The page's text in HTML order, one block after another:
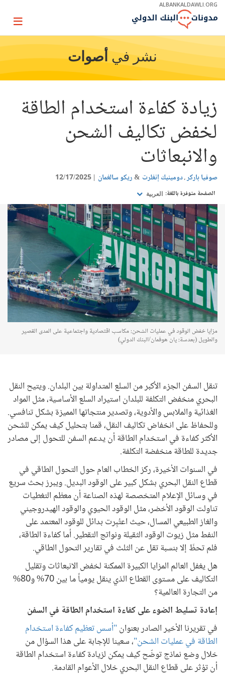
Skip
Main
ALBANKALDAWLI.ORG
Page
نشر في أصوات
زيادة كفاءة استخدام الطاقة
لخفض تكاليف الشحن
والانبعاثات
صوفيا باركر دومينيك إنغلرت ريكو سالغمان 12/17/2025
الصفحة متوفرة باللغة: العربية
مزايا خفض الوقود في عمليات الشحن: مكاسب اقتصادية واجتماعية على المدى القصير
والطويل (بعدسة: يان هوفمان/البنك الدولي)
تنقل السفن الجزء الأكبر من السلع المتداولة بين البلدان. ويتيح النقل
البحري منخفض التكلفة للبلدان استيراد السلع الأساسية، مثل المواد
الغذائية والملابس والأدوية، وتصدير منتجاتها المميزة بشكل تنافسي.
وللحفاظ على انخفاض تكاليف النقل، قمنا بتحليل كيف يمكن للشحن
الأكثر كفاءة في استخدام الطاقة أن يدعم السفن للتحول إلى مصادر
جديدة للطاقة منخفضة التكلفة.
في السنوات الأخيرة، ركز الخطاب العام حول التحول الطاقي في
قطاع النقل البحري بشكل كبير على الوقود البديل. ويبرز بحث سريع
في وسائل الإعلام المتخصصة لهذه الصناعة أن معظم التغطيات
تناولت الوقود الأخضر، مثل الوقود الحيوي والوقود الهيدروجيني
والغاز الطبيعي المسال، حيث اعتُبِرت بدائل للوقود المعتمد على
النفط مثل زيوت الوقود الثقيلة ونواتج التقطير. أما كفاءة الطاقة،
فلم تحظَ إلا بنسبة تقل عن الثلث في تقارير التحول الطاقي.
هل يغفل العالم المزايا الكبيرة الممكنة لخفض الانبعاثات وتقليل
التكاليف على مستوى القطاع الذي ينقل يومياً ما بين 70% و80%
من التجارة العالمية؟
إعادة تسليط الضوء على كفاءة استخدام الطاقة في السفن
في تقريرنا الأخير الصادر بعنوان"أسس تعظيم كفاءة استخدام
الطاقة في عمليات الشحن"، سعينا للإجابة على هذا السؤال من
خلال وضع نماذج توضّح كيف يمكن لزيادة كفاءة استخدام الطاقة
أن تؤثر على قطاع النقل البحري خلال الأعوام القادمة.